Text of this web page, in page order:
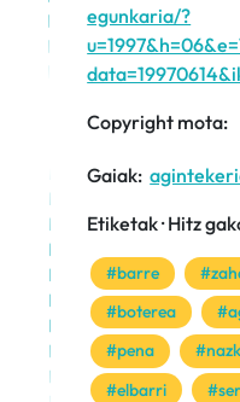
egunkaria/?
Copyright mota:
Gaiak:
Etiketak · Hitz
#barre
#boterea
#pena
#elbarri